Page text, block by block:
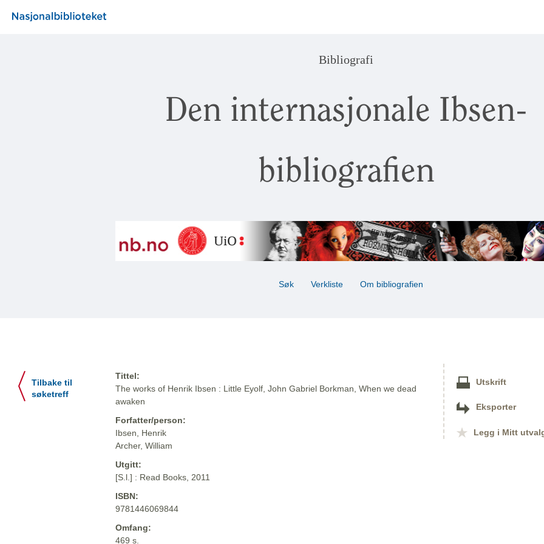
Bibliografi
Den internasjonale Ibsen-
bibliografien
Søk Verkliste Om bibliografien
Tilbake til
søketreff
Tittel:
The works of Henrik Ibsen : Little Eyolf, John Gabriel Borkman, When we dead
awaken
Forfatter/person:
Ibsen, Henrik
Archer, William
Utgitt:
[S.l.] : Read Books, 2011
ISBN:
9781446069844
Omfang:
469 s.
Utskrift
Eksporter
Legg i Mitt